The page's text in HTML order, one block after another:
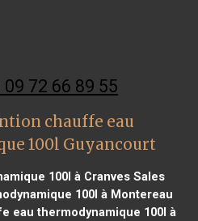
72 66 89 55
chauffe eau
100l Guyancourt
100l à Cranves Sales
100l à Montereau
eau thermodynamique 100l à